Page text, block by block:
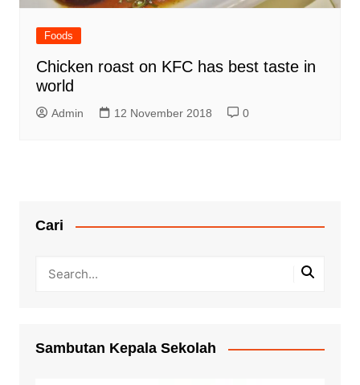
Foods
Chicken roast on KFC has best taste in
world
Admin 12 November 2018 0
Cari
Sambutan Kepala Sekolah